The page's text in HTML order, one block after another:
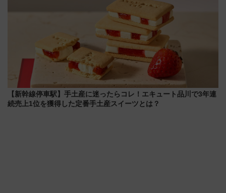
【新幹線停車駅】手土産に迷ったらコレ！エキュート品川で3年連
続売上1位を獲得した定番手土産スイーツとは？